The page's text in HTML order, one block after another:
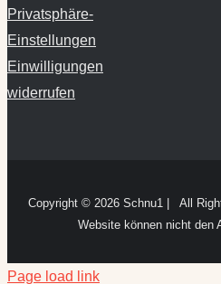
Einstellungen
Einwilligungen
widerrufen
Website können nicht den
Cookie Consent mit Real Cookie